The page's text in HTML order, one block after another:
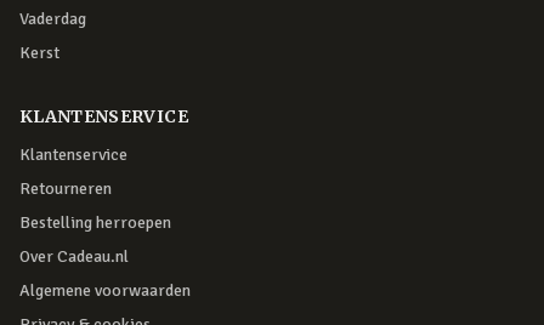
Vaderdag
Kerst
KLANTENSERVICE
Klantenservice
Retourneren
Bestelling herroepen
Over Cadeau.nl
Algemene voorwaarden